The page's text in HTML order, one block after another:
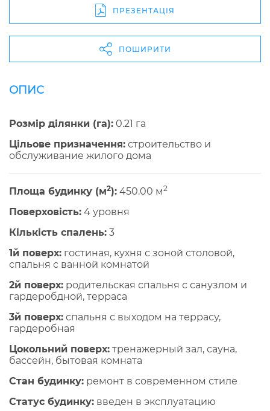
ПРЕЗЕНТАЦІЯ
ПОШИРИТИ
ОПИС
Розмір ділянки (га): 0.21 га
Цільове призначення: строительство и
обслуживание жилого дома
Площа будинку (м2): 450.00 м2
Поверховість: 4 уровня
Кількість спалень: 3
1й поверх: гостиная, кухня с зоной столовой,
спальня с ванной комнатой
2й поверх: родительская спальня с санузлом и
гардеробдной, терраса
3й поверх: спальня с выходом на террасу,
гардеробная
Цокольний поверх: тренажерный зал, сауна,
бассейн, бытовая комната
Стан будинку: ремонт в современном стиле
Статус будинку: введен в эксплуатацию